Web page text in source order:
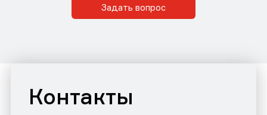
Задать вопрос
Контакты